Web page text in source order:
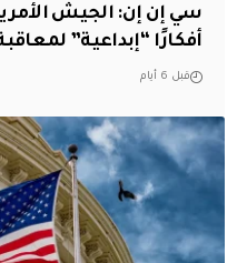
سي إن إن: الجيش
أفكارًا “إبداعية”
قبل 6 أيام